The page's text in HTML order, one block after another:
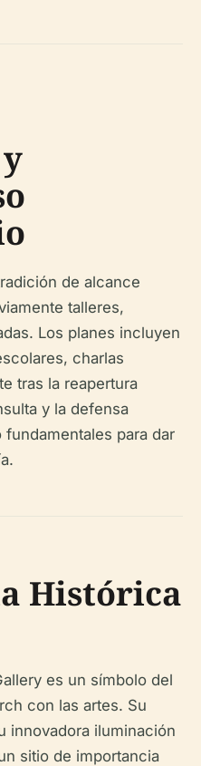
de alcance
talleres,
Los planes incluyen
charlas
tras la reapertura
y la defensa
para dar
Histórica
es un símbolo del
con las artes. Su
innovadora iluminación
sitio de importancia